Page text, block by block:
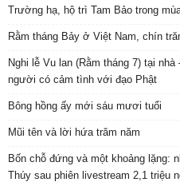
Trường hạ, hộ trì Tam Bảo trong
Rằm tháng Bảy ở Việt Nam, chín
Nghi lễ Vu lan (Rằm tháng 7) tại
người có cảm tình với đạo Phật
Bông hồng ấy mới sáu mươi tuổi
Mũi tên và lời hứa trăm năm
Bốn chỗ đứng và một khoảng lặng:
Thúy sau phiên livestream 2,1 triệu